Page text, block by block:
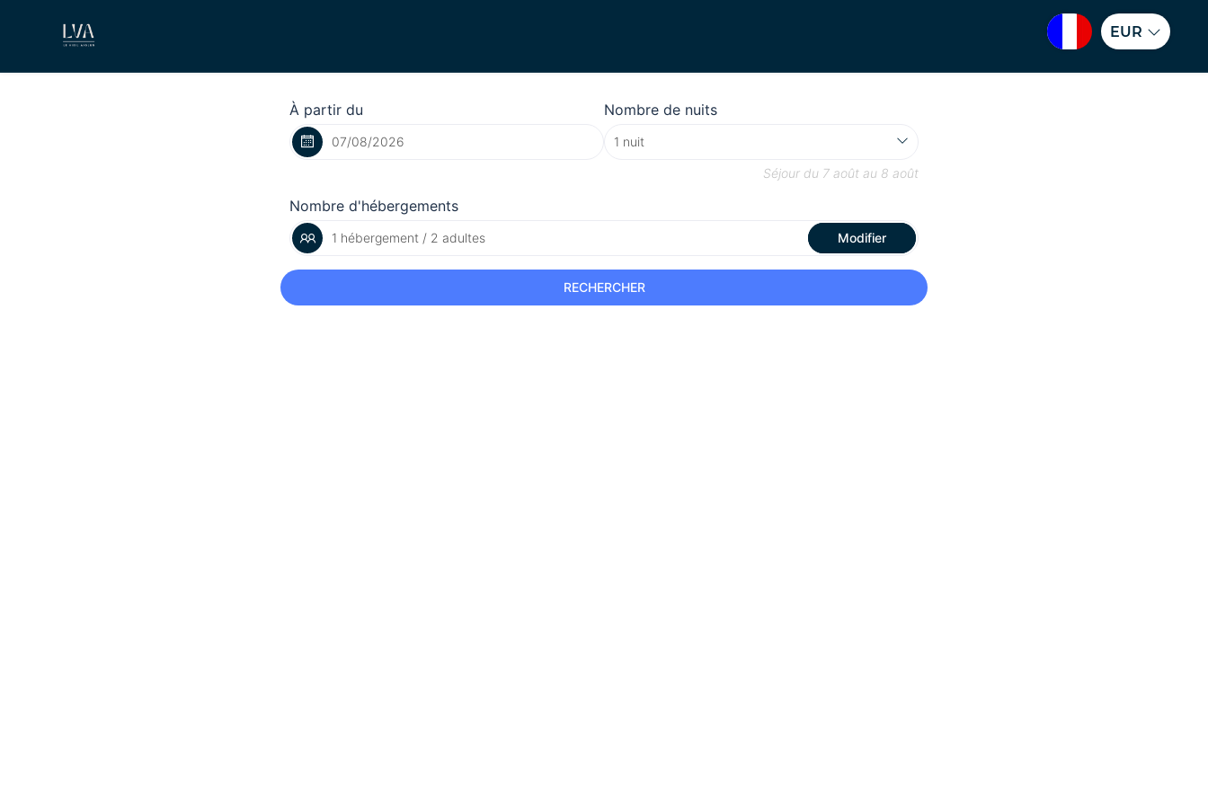
EUR
À partir du Nombre de nuits
Séjour du 7 août au 8 août
Nombre d'hébergements
1 hébergement / 2 adultes Modifier